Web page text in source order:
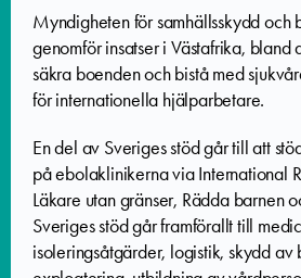
Myndigheten för samhällsskydd och
genomför insatser i Västafrika, bland
säkra boenden och bistå med
för internationella hjälparbetare.
En del av Sveriges stöd går till att
på ebolaklinikerna via International
Läkare utan gränser, Rädda barnen
Sveriges stöd går framförallt till
isoleringsåtgärder, logistik, skydd av